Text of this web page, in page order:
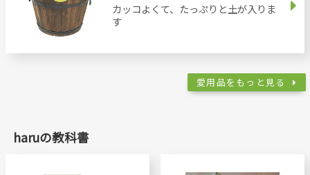
カッコよくて、たっぷりと土が入りま
す
愛用品をもっと見る
haruの教科書